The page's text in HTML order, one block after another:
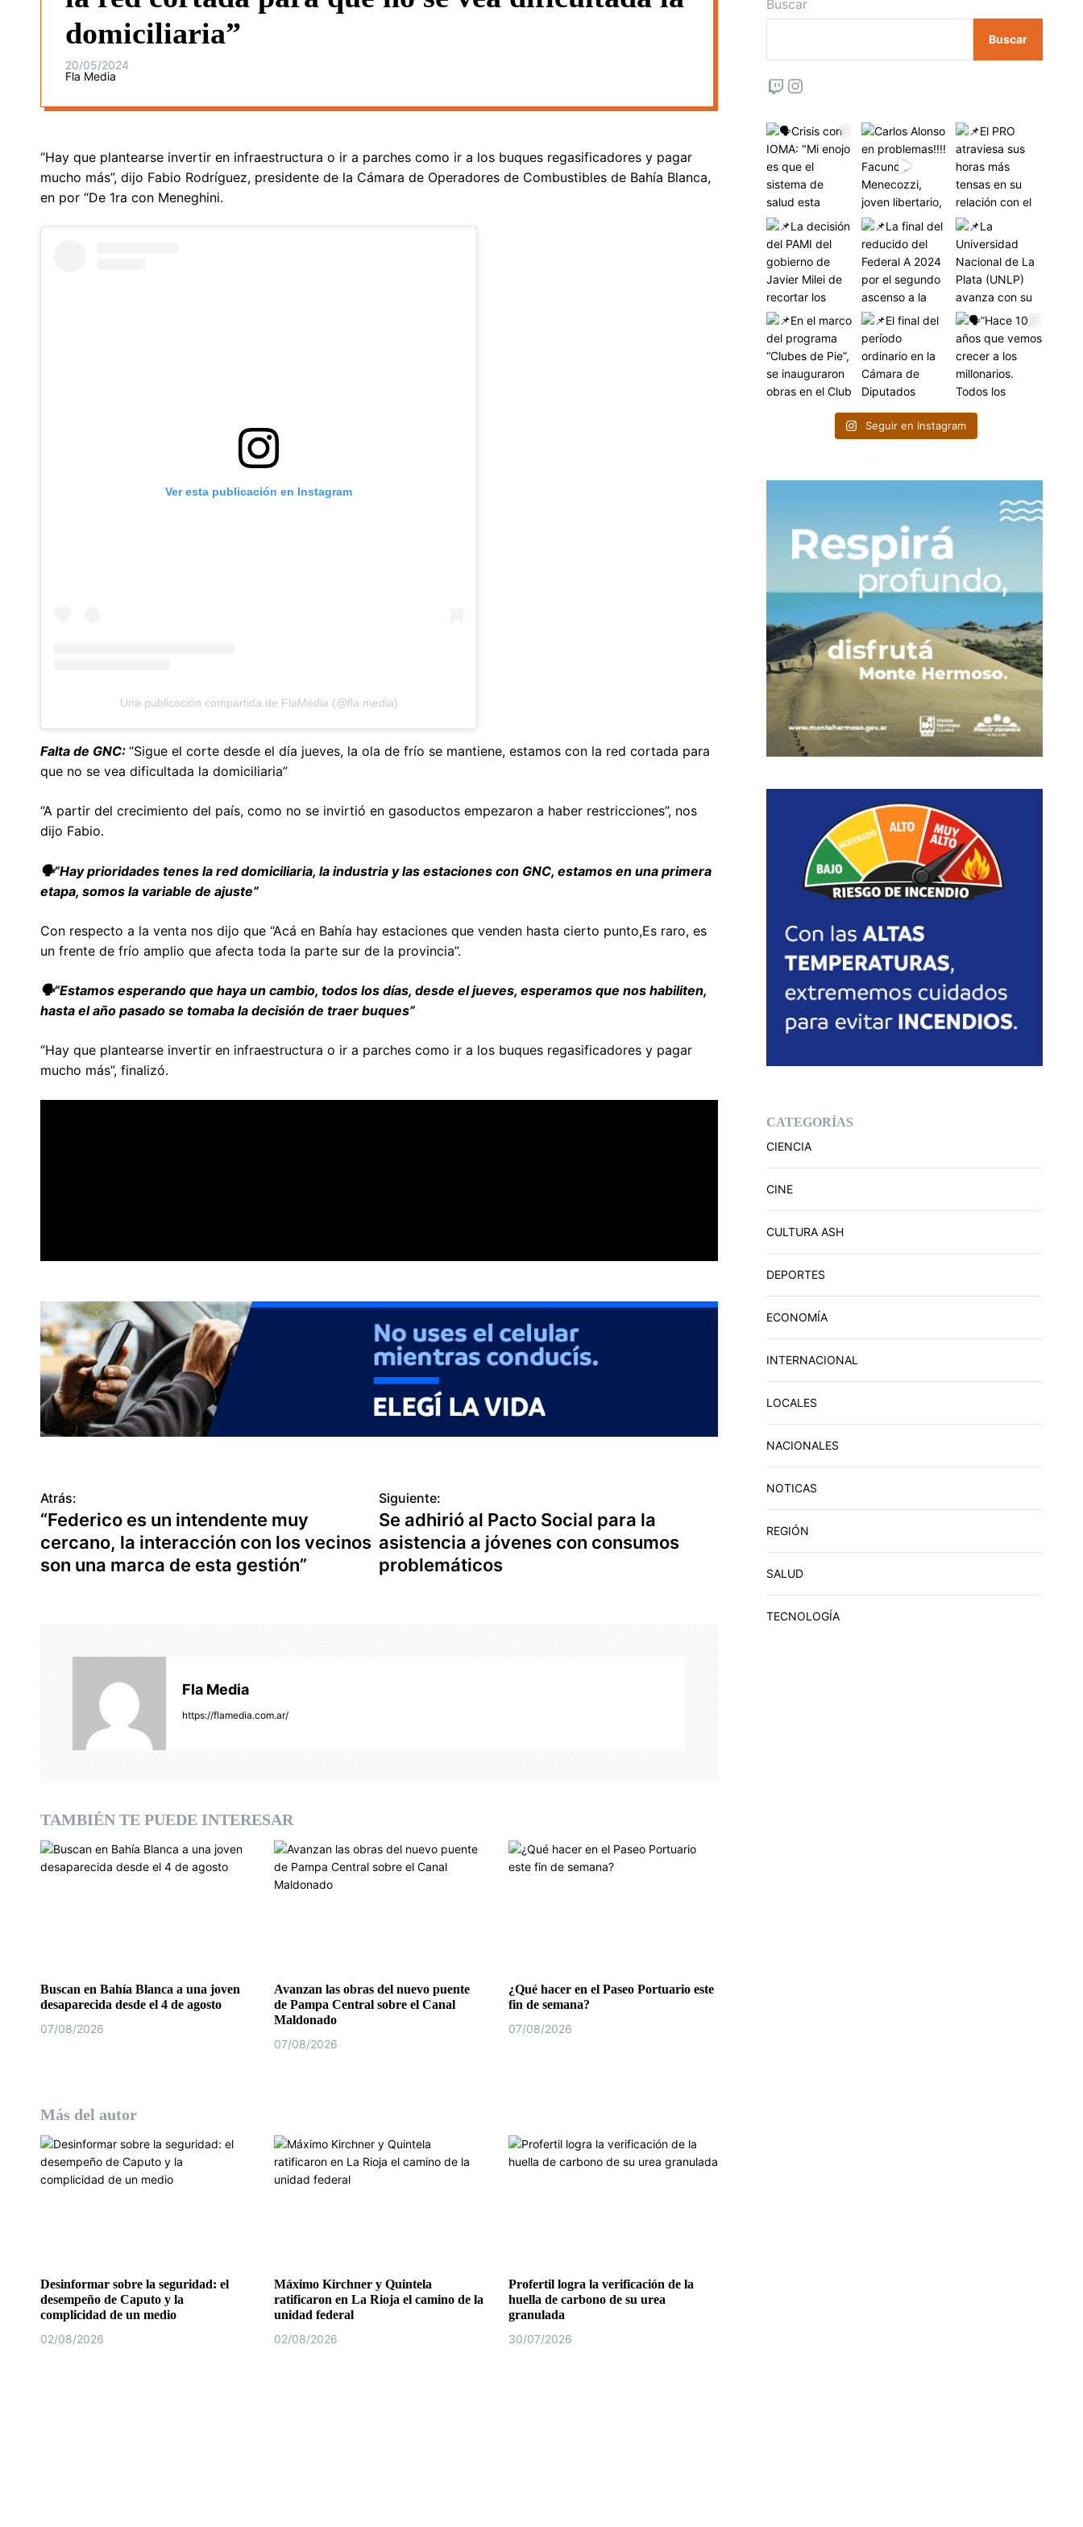
domiciliaria”
20/05/2024
Fla Media
“Hay que plantearse invertir en infraestructura o ir a parches como ir a los buques regasificadores y pagar
mucho más”, dijo Fabio Rodríguez, presidente de la Cámara de Operadores de Combustibles de Bahía Blanca,
en por “De 1ra con Meneghini.
Ver esta publicación en Instagram
Una publicación compartida de FlaMedia (@fla.media)
Falta de GNC: “Sigue el corte desde el día jueves, la ola de frío se mantiene, estamos con la red cortada para
que no se vea dificultada la domiciliaria”
“A partir del crecimiento del país, como no se invirtió en gasoductos empezaron a haber restricciones”, nos
dijo Fabio.
🗣️“Hay prioridades tenes la red domiciliaria, la industria y las estaciones con GNC, estamos en una primera
etapa, somos la variable de ajuste”
Con respecto a la venta nos dijo que “Acá en Bahía hay estaciones que venden hasta cierto punto,Es raro, es
un frente de frío amplio que afecta toda la parte sur de la provincia”.
🗣️“Estamos esperando que haya un cambio, todos los días, desde el jueves, esperamos que nos habiliten,
hasta el año pasado se tomaba la decisión de traer buques”
“Hay que plantearse invertir en infraestructura o ir a parches como ir a los buques regasificadores y pagar
mucho más”, finalizó.
N
a
v
e
e
a
d
Atrás:
“Federico es un intendente muy
cercano, la interacción con los vecinos
son una marca de esta gestión”
Siguiente:
Se adhirió al Pacto Social para la
asistencia a jóvenes con consumos
problemáticos
Fla Media
https://flamedia.com.ar/
TAMBIÉN TE PUEDE INTERESAR
Buscan en Bahía Blanca a una joven
desaparecida desde el 4 de agosto
07/08/2026
Avanzan las obras del nuevo puente
de Pampa Central sobre el Canal
Maldonado
07/08/2026
¿Qué hacer en el Paseo Portuario este
fin de semana?
07/08/2026
Más del autor
Desinformar sobre la seguridad: el
desempeño de Caputo y la
complicidad de un medio
02/08/2026
Máximo Kirchner y Quintela
ratificaron en La Rioja el camino de la
unidad federal
02/08/2026
Profertil logra la verificación de la
huella de carbono de su urea
granulada
30/07/2026
Buscar
Buscar
Twitch
Seguir en Instagram
CATEGORÍAS
CIENCIA
CINE
CULTURA ASH
DEPORTES
ECONOMÍA
INTERNACIONAL
LOCALES
NACIONALES
NOTICAS
REGIÓN
SALUD
TECNOLOGÍA